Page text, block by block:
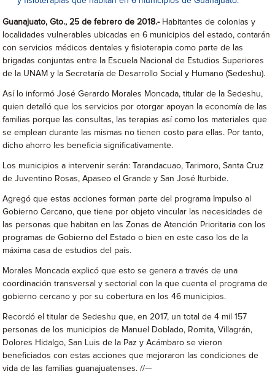
Guanajuato, Gto., 25 de febrero de 2018.- Habitantes de colonias y
localidades vulnerables ubicadas en 6 municipios del estado, contarán
con servicios médicos dentales y fisioterapia como parte de las
brigadas conjuntas entre la Escuela Nacional de Estudios Superiores
de la UNAM y la Secretaría de Desarrollo Social y Humano (Sedeshu).
Así lo informó José Gerardo Morales Moncada, titular de la Sedeshu,
quien detalló que los servicios por otorgar apoyan la economía de las
familias porque las consultas, las terapias así como los materiales que
se emplean durante las mismas no tienen costo para ellas. Por tanto,
dicho ahorro les beneficia significativamente.
Los municipios a intervenir serán: Tarandacuao, Tarimoro, Santa Cruz
de Juventino Rosas, Apaseo el Grande y San José Iturbide.
Agregó que estas acciones forman parte del programa Impulso al
Gobierno Cercano, que tiene por objeto vincular las necesidades de
las personas que habitan en las Zonas de Atención Prioritaria con los
programas de Gobierno del Estado o bien en este caso los de la
máxima casa de estudios del país.
Morales Moncada explicó que esto se genera a través de una
coordinación transversal y sectorial con la que cuenta el programa de
gobierno cercano y por su cobertura en los 46 municipios.
Recordó el titular de Sedeshu que, en 2017, un total de 4 mil 157
personas de los municipios de Manuel Doblado, Romita, Villagrán,
Dolores Hidalgo, San Luis de la Paz y Acámbaro se vieron
beneficiados con estas acciones que mejoraron las condiciones de
vida de las familias guanajuatenses. //—